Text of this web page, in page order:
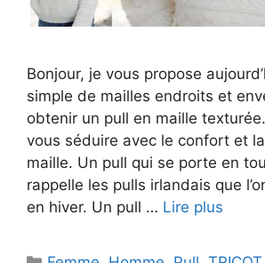
Bonjour, je vous propose
simple de mailles endroits et
obtenir un pull en maille
vous séduire avec le confort et
maille. Un pull qui se porte en
rappelle les pulls irlandais que
en hiver. Un pull … Lire plus
Catégories